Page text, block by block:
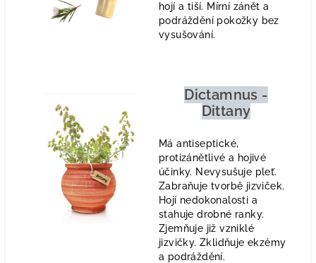
hojí a tiší. Mírní zánět a
podráždění pokožky bez
vysušování.
Dictamnus -
Dittany
Má antiseptické,
protizánětlivé a hojivé
účinky. Nevysušuje pleť.
Zabraňuje tvorbě jizviček.
Hojí nedokonalosti a
stahuje drobné ranky.
Zjemňuje již vzniklé
jizvičky. Zklidňuje ekzémy
a podráždění.